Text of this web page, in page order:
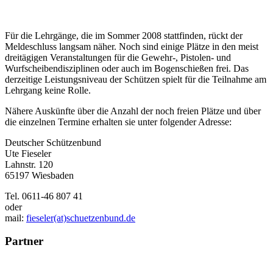
Für die Lehrgänge, die im Sommer 2008 stattfinden, rückt der
Meldeschluss langsam näher. Noch sind einige Plätze in den meist
dreitägigen Veranstaltungen für die Gewehr-, Pistolen- und
Wurfscheibendisziplinen oder auch im Bogenschießen frei. Das
derzeitige Leistungsniveau der Schützen spielt für die Teilnahme am
Lehrgang keine Rolle.
Nähere Auskünfte über die Anzahl der noch freien Plätze und über
die einzelnen Termine erhalten sie unter folgender Adresse:
Deutscher Schützenbund
Ute Fieseler
Lahnstr. 120
65197 Wiesbaden
Tel. 0611-46 807 41
oder
mail: fieseler(at)schuetzenbund.de
Partner